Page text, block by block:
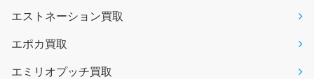
エストネーション買取
エポカ買取
エミリオプッチ買取